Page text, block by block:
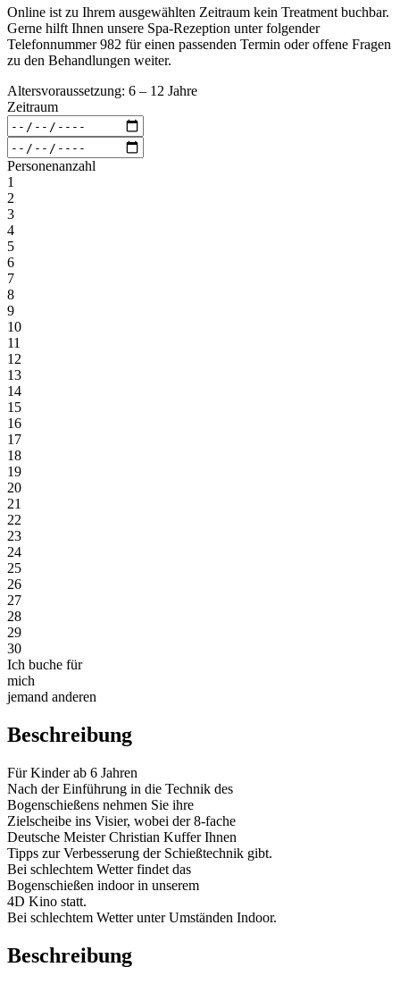
Online ist zu Ihrem ausgewählten Zeitraum kein Treatment buchbar.
Gerne hilft Ihnen unsere Spa-Rezeption unter folgender
Telefonnummer 982 für einen passenden Termin oder offene Fragen
zu den Behandlungen weiter.
Altersvoraussetzung: 6 – 12 Jahre
Zeitraum
Personenanzahl
1
2
3
4
5
6
7
8
9
10
11
12
13
14
15
16
17
18
19
20
21
22
23
24
25
26
27
28
29
30
Ich buche für
mich
jemand anderen
Beschreibung
Für Kinder ab 6 Jahren
Nach der Einführung in die Technik des
Bogenschießens nehmen Sie ihre
Zielscheibe ins Visier, wobei der 8-fache
Deutsche Meister Christian Kuffer Ihnen
Tipps zur Verbesserung der Schießtechnik gibt.
Bei schlechtem Wetter findet das
Bogenschießen indoor in unserem
4D Kino statt.
Bei schlechtem Wetter unter Umständen Indoor.
Beschreibung